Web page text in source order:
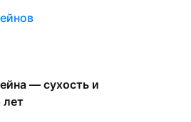
— сухость и
лет